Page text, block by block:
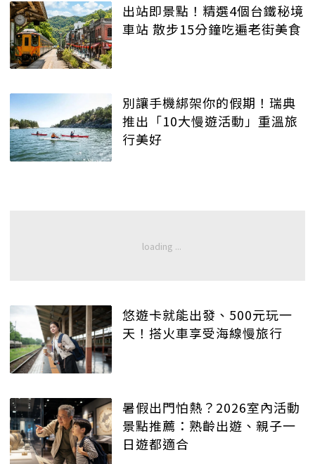
出站即景點！精選4個台鐵秘境
車站 散步15分鐘吃遍老街美食
別讓手機綁架你的假期！瑞典
推出「10大慢遊活動」重溫旅
行美好
悠遊卡就能出發、500元玩一
天！搭火車享受海線慢旅行
暑假出門怕熱？2026室內活動
景點推薦：熟齡出遊、親子一
日遊都適合